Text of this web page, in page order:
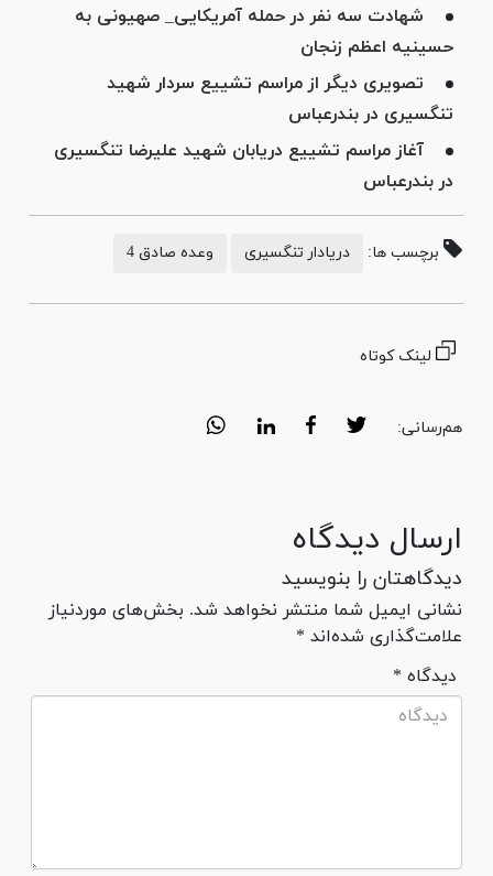
شهادت سه نفر در حمله آمریکایی_ صهیونی به
حسینیه اعظم زنجان
تصویری دیگر از مراسم تشییع سردار شهید
تنگسیری در بندرعباس
آغاز مراسم تشییع دریابان شهید علیرضا تنگسیری
در بندرعباس
برچسب ها: دریادار تنگسیری وعده صادق 4
لینک کوتاه
هم‌رسانی:
ارسال دیدگاه
دیدگاهتان را بنویسید
نشانی ایمیل شما منتشر نخواهد شد. بخش‌های موردنیاز
علامت‌گذاری شده‌اند *
* دیدگاه